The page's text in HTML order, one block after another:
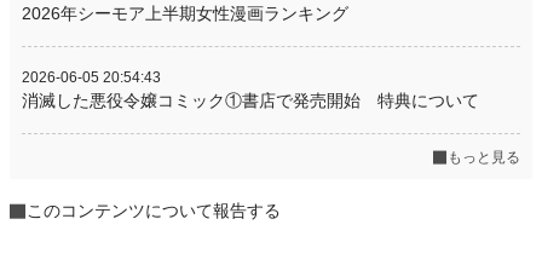
2026年シーモア上半期女性漫画ランキング
2026-06-05 20:54:43
消滅した悪役令嬢コミック①書店で発売開始 特典について
もっと見る
このコンテンツについて報告する